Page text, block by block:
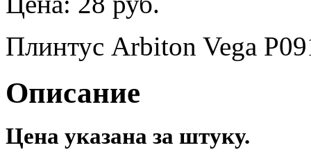
Плинтус Arbiton Vega
Описание
Цена указана за штуку.